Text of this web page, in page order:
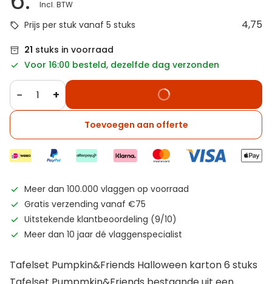
Prijs per stuk vanaf 5 stuks 4,75
21 stuks in voorraad
Voor 16:00 besteld, dezelfde dag verzonden
− +
Toevoegen aan offerte
Meer dan 100.000 vlaggen op voorraad
Gratis verzending vanaf €75
Uitstekende klantbeoordeling (9/10)
Meer dan 10 jaar dé vlaggenspecialist
Tafelset Pumpkin&Friends Halloween karton 6 stuks